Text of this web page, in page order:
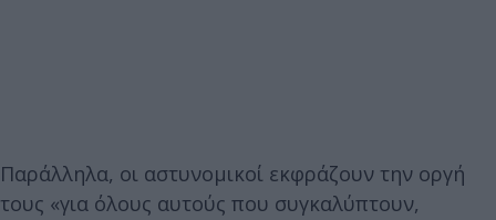
Παράλληλα, οι αστυνομικοί εκφράζουν την οργή
τους «για όλους αυτούς που συγκαλύπτουν,